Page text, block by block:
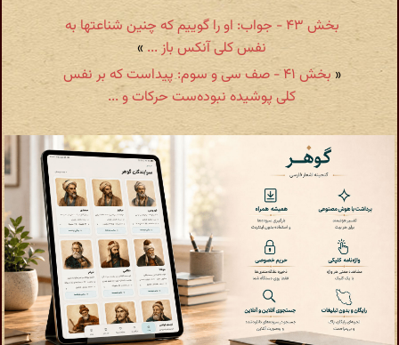
بخش ۴۳ - جواب: او را گوییم که چنین شناعتها به
نفس کلی آنکس باز ... »
«
بخش ۴۱ - صف سی و سوم: پیداست که بر نفس
کلی پوشیده نبوده‌ست حرکات و ...